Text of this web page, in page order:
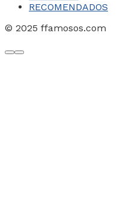
RECOMENDADOS
© 2025 ffamosos.com